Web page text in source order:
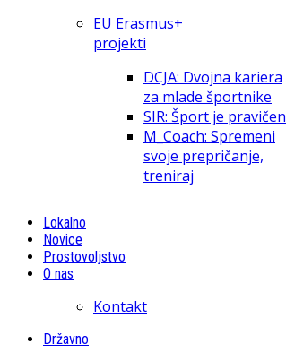
EU Erasmus+
projekti
DCJA: Dvojna kariera
za mlade športnike
SIR: Šport je pravičen
M_Coach: Spremeni
svoje prepričanje,
treniraj
Lokalno
Novice
Prostovoljstvo
O nas
Kontakt
Državno